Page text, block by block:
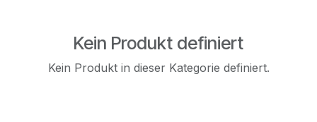
Kein Produkt definiert
Kein Produkt in dieser Kategorie definiert.